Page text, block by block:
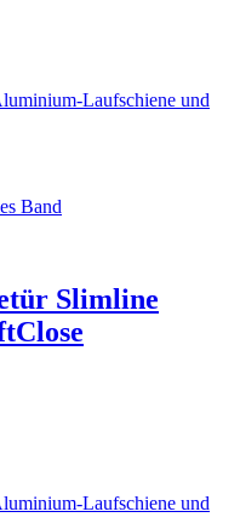
Band
Slimline